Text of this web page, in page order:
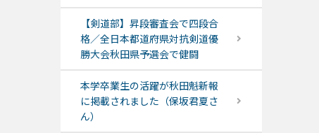
【剣道部】昇段審査会で四段合
格／全日本都道府県対抗剣道優
勝大会秋田県予選会で健闘
本学卒業生の活躍が秋田魁新報
に掲載されました（保坂君夏さ
ん）